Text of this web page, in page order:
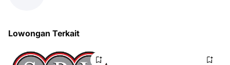
Lowongan Terkait